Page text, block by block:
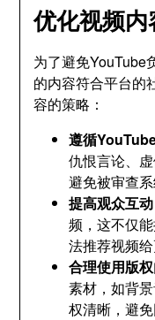
优化视频
为了避免YouTube
的内容符合平台的
容的策略：
遵循
仇恨言论、
避免被审查系
提高观众互动
频，这不仅
法推荐视频给
合理使用版
素材，如背
权清晰，避